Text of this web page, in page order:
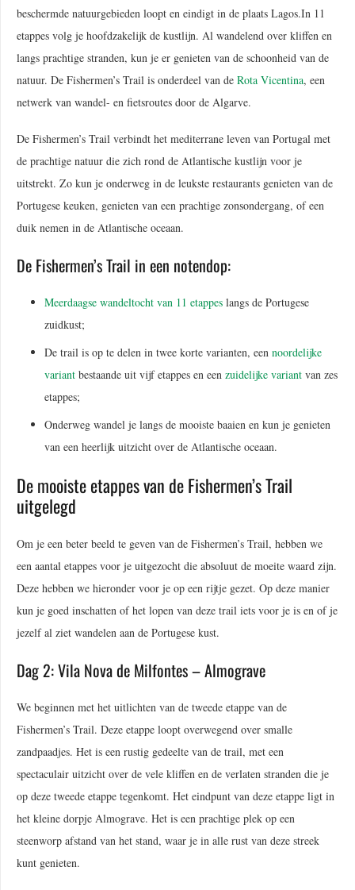
beschermde natuurgebieden loopt en eindigt in de plaats Lagos.In 11
etappes volg je hoofdzakelijk de kustlijn. Al wandelend over kliffen en
langs prachtige stranden, kun je er genieten van de schoonheid van de
natuur. De Fishermen’s Trail is onderdeel van de Rota Vicentina, een
netwerk van wandel- en fietsroutes door de Algarve.
De Fishermen’s Trail verbindt het mediterrane leven van Portugal met
de prachtige natuur die zich rond de Atlantische kustlijn voor je
uitstrekt. Zo kun je onderweg in de leukste restaurants genieten van de
Portugese keuken, genieten van een prachtige zonsondergang, of een
duik nemen in de Atlantische oceaan.
De Fishermen’s Trail in een notendop:
Meerdaagse wandeltocht van 11 etappes langs de Portugese
zuidkust;
De trail is op te delen in twee korte varianten, een noordelijke
variant bestaande uit vijf etappes en een zuidelijke variant van zes
etappes;
Onderweg wandel je langs de mooiste baaien en kun je genieten
van een heerlijk uitzicht over de Atlantische oceaan.
De mooiste etappes van de Fishermen’s Trail
uitgelegd
Om je een beter beeld te geven van de Fishermen’s Trail, hebben we
een aantal etappes voor je uitgezocht die absoluut de moeite waard zijn.
Deze hebben we hieronder voor je op een rijtje gezet. Op deze manier
kun je goed inschatten of het lopen van deze trail iets voor je is en of je
jezelf al ziet wandelen aan de Portugese kust.
Dag 2: Vila Nova de Milfontes – Almograve
We beginnen met het uitlichten van de tweede etappe van de
Fishermen’s Trail. Deze etappe loopt overwegend over smalle
zandpaadjes. Het is een rustig gedeelte van de trail, met een
spectaculair uitzicht over de vele kliffen en de verlaten stranden die je
op deze tweede etappe tegenkomt. Het eindpunt van deze etappe ligt in
het kleine dorpje Almograve. Het is een prachtige plek op een
steenworp afstand van het stand, waar je in alle rust van deze streek
kunt genieten.